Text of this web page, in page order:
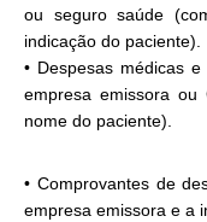
ou seguro saúde
indicação do paciente).
• Despesas médicas
empresa emissora ou
nome do paciente).
• Comprovantes de
empresa emissora e a